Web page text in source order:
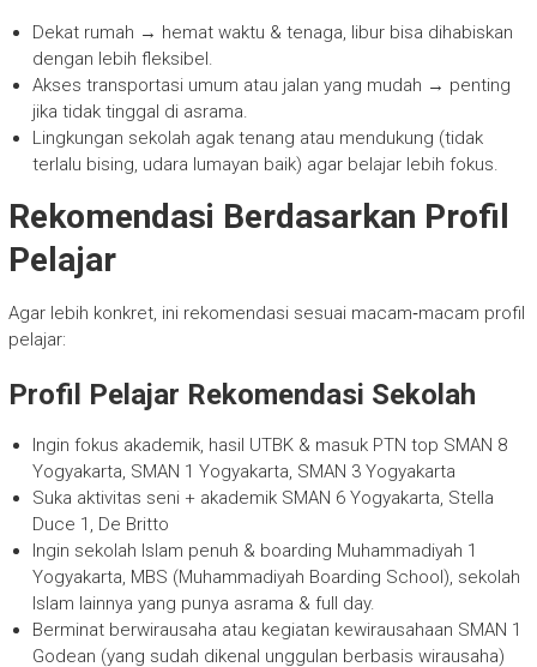
Dekat rumah → hemat waktu & tenaga, libur bisa dihabiskan
dengan lebih fleksibel.
Akses transportasi umum atau jalan yang mudah → penting
jika tidak tinggal di asrama.
Lingkungan sekolah agak tenang atau mendukung (tidak
terlalu bising, udara lumayan baik) agar belajar lebih fokus.
Rekomendasi Berdasarkan Profil
Pelajar
Agar lebih konkret, ini rekomendasi sesuai macam‐macam profil
pelajar:
Profil Pelajar Rekomendasi Sekolah
Ingin fokus akademik, hasil UTBK & masuk PTN top SMAN 8
Yogyakarta, SMAN 1 Yogyakarta, SMAN 3 Yogyakarta
Suka aktivitas seni + akademik SMAN 6 Yogyakarta, Stella
Duce 1, De Britto
Ingin sekolah Islam penuh & boarding Muhammadiyah 1
Yogyakarta, MBS (Muhammadiyah Boarding School), sekolah
Islam lainnya yang punya asrama & full day.
Berminat berwirausaha atau kegiatan kewirausahaan SMAN 1
Godean (yang sudah dikenal unggulan berbasis wirausaha)